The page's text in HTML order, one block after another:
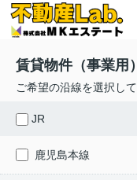
賃貸物件（事業用
ご希望の沿線を選択し
JR
鹿児島本線